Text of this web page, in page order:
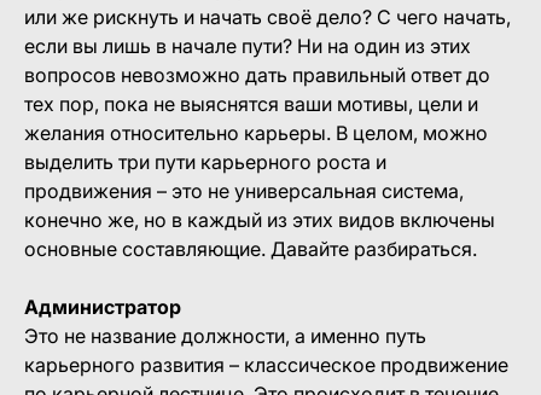
или же рискнуть и начать своё дело? С чего начать,
если вы лишь в начале пути? Ни на один из этих
вопросов невозможно дать правильный ответ до
тех пор, пока не выяснятся ваши мотивы, цели и
желания относительно карьеры. В целом, можно
выделить три пути карьерного роста и
продвижения – это не универсальная система,
конечно же, но в каждый из этих видов включены
основные составляющие. Давайте разбираться.
Администратор
Это не название должности, а именно путь
карьерного развития – классическое продвижение